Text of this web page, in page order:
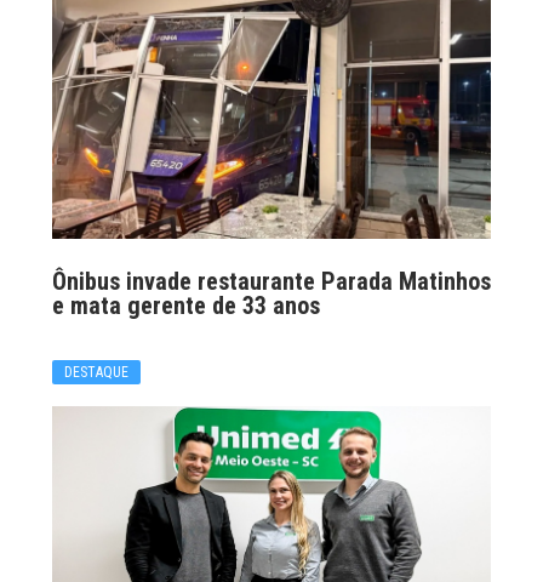
Ônibus invade restaurante Parada Matinhos
e mata gerente de 33 anos
DESTAQUE